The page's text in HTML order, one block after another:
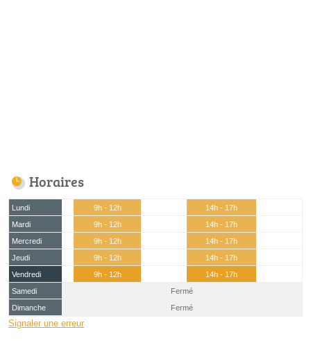
Horaires
Lundi 9h - 12h
14h - 17h
Mardi
9h - 12h
14h - 17h
Mercredi
9h - 12h
14h - 17h
Jeudi
9h - 12h
14h - 17h
Vendredi
9h - 12h
14h - 17h
Samedi
Fermé
Dimanche
Fermé
Signaler une erreur